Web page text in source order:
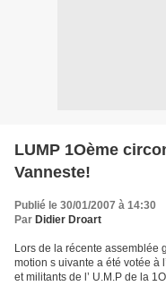
LUMP 1Oème
Vanneste!
Publié le 30/01/2007 à 14:30
Par Didier Droart
Lors de la récente assemblée
motion s uivante a été votée à
et militants de l’ U.M.P de la